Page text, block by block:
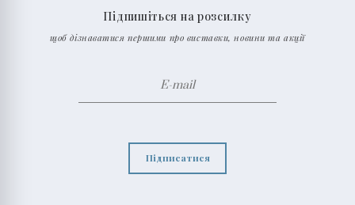
Підпишіться на розсилку
щоб дізнаватися першими про виставки, новини та акції
Підписатися